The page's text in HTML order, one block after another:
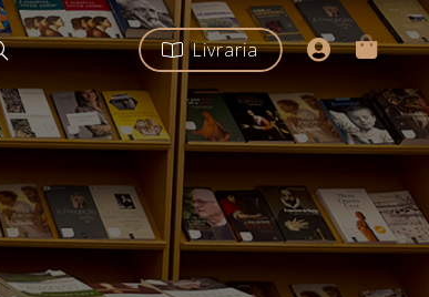
Livraria